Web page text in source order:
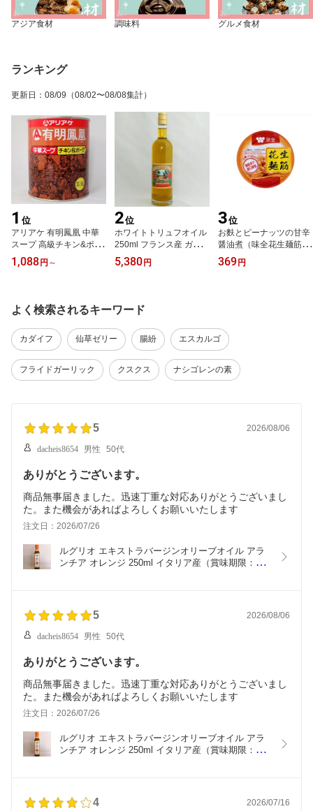
アジア食材 調味料 グルメ食材
ランキング
更新日 ： 08/09 （08/02〜08/08集計）
1 位
アリアケ 有明鳳凰 中華
スープ 高級チキン&ポー
ク 810g（賞味期限：202
8.02.20）
1,088 円 ～
2位
ホワイトトリュフオイル
250ml フランス産 ガイヤ
ール 白トリュフオイル
（賞味期限：2027.10.1
5,380 円
3位
お麩とピーナッツの甘辛
醤油煮（味全花生麺筋）
170g 台湾産（賞味期
限：2029.03.04）
369 円
よく検索されるキーワード
カダイフ 仙草ゼリー 腸紛 エスカルゴ
フライドガーリック クスクス ナシゴレンの素
5 2026/08/06
dacheis8654 男性 50代
ありがとうございます。
商品無事届きました。迅速丁重な対応ありがとうございまし
た。また機会があればよろしくお願いいたします
注文日：2026/07/26
ルグリオ エキストラバージンオリーブオイル アラ
ンチア オレンジ 250ml イタリア産（賞味期限：
5 2026/08/06
dacheis8654 男性 50代
ありがとうございます。
商品無事届きました。迅速丁重な対応ありがとうございまし
た。また機会があればよろしくお願いいたします
注文日：2026/07/26
ルグリオ エキストラバージンオリーブオイル アラ
ンチア オレンジ 250ml イタリア産（賞味期限：
4 2026/07/16